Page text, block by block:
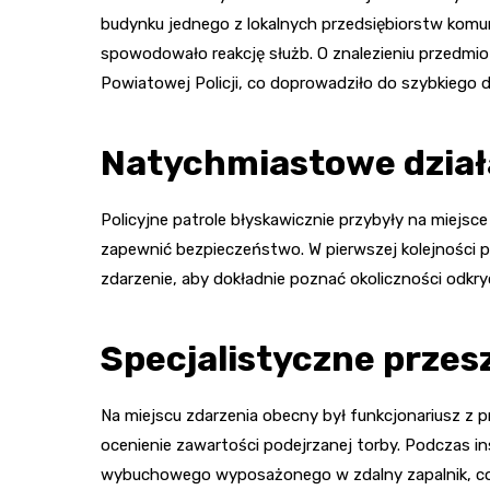
budynku jednego z lokalnych przedsiębiorstw
spowodowało reakcję służb. O znalezieniu
Powiatowej Policji, co doprowadziło do szybkiego
Natychmiastowe
Policyjne patrole błyskawicznie przybyły na
zapewnić bezpieczeństwo. W pierwszej kolejności
zdarzenie, aby dokładnie poznać okoliczności
Specjalistyczne
Na miejscu zdarzenia obecny był funkcjonariusz z
ocenienie zawartości podejrzanej torby. Podczas
wybuchowego wyposażonego w zdalny zapalnik,